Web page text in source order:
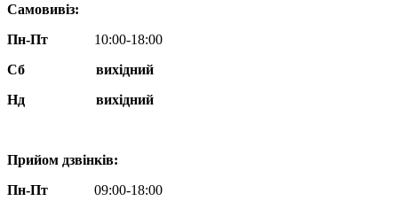
Самовивіз:
Пн-Пт
10:00-18:00
Сб
вихідний
Нд
вихідний
Прийом дзвінків:
Пн-Пт
09:00-18:00